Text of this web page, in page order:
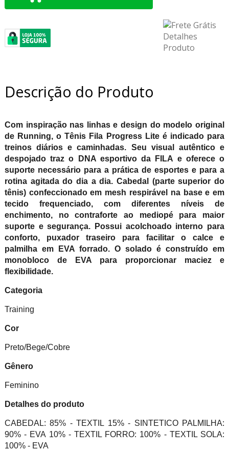
Descrição do Produto
Com inspiração nas linhas e design do modelo original
de Running, o Tênis Fila Progress Lite é indicado para
treinos diários e caminhadas. Seu visual autêntico e
despojado traz o DNA esportivo da FILA e oferece o
suporte necessário para a prática de esportes e para a
rotina agitada do dia a dia. Cabedal (parte superior do
tênis) confeccionado em mesh respirável na base e em
tecido frequenciado, com diferentes níveis de
enchimento, no contraforte ao mediopé para maior
suporte e segurança. Possui acolchoado interno para
conforto, puxador traseiro para facilitar o calce e
palmilha em EVA forrado. O solado é construído em
monobloco de EVA para proporcionar maciez e
flexibilidade.
Categoria
Training
Cor
Preto/Bege/Cobre
Gênero
Feminino
Detalhes do produto
CABEDAL: 85% - TEXTIL 15% - SINTETICO PALMILHA:
90% - EVA 10% - TEXTIL FORRO: 100% - TEXTIL SOLA:
100% - EVA